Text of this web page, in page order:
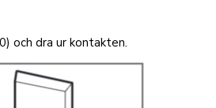
och dra ur kontakten.